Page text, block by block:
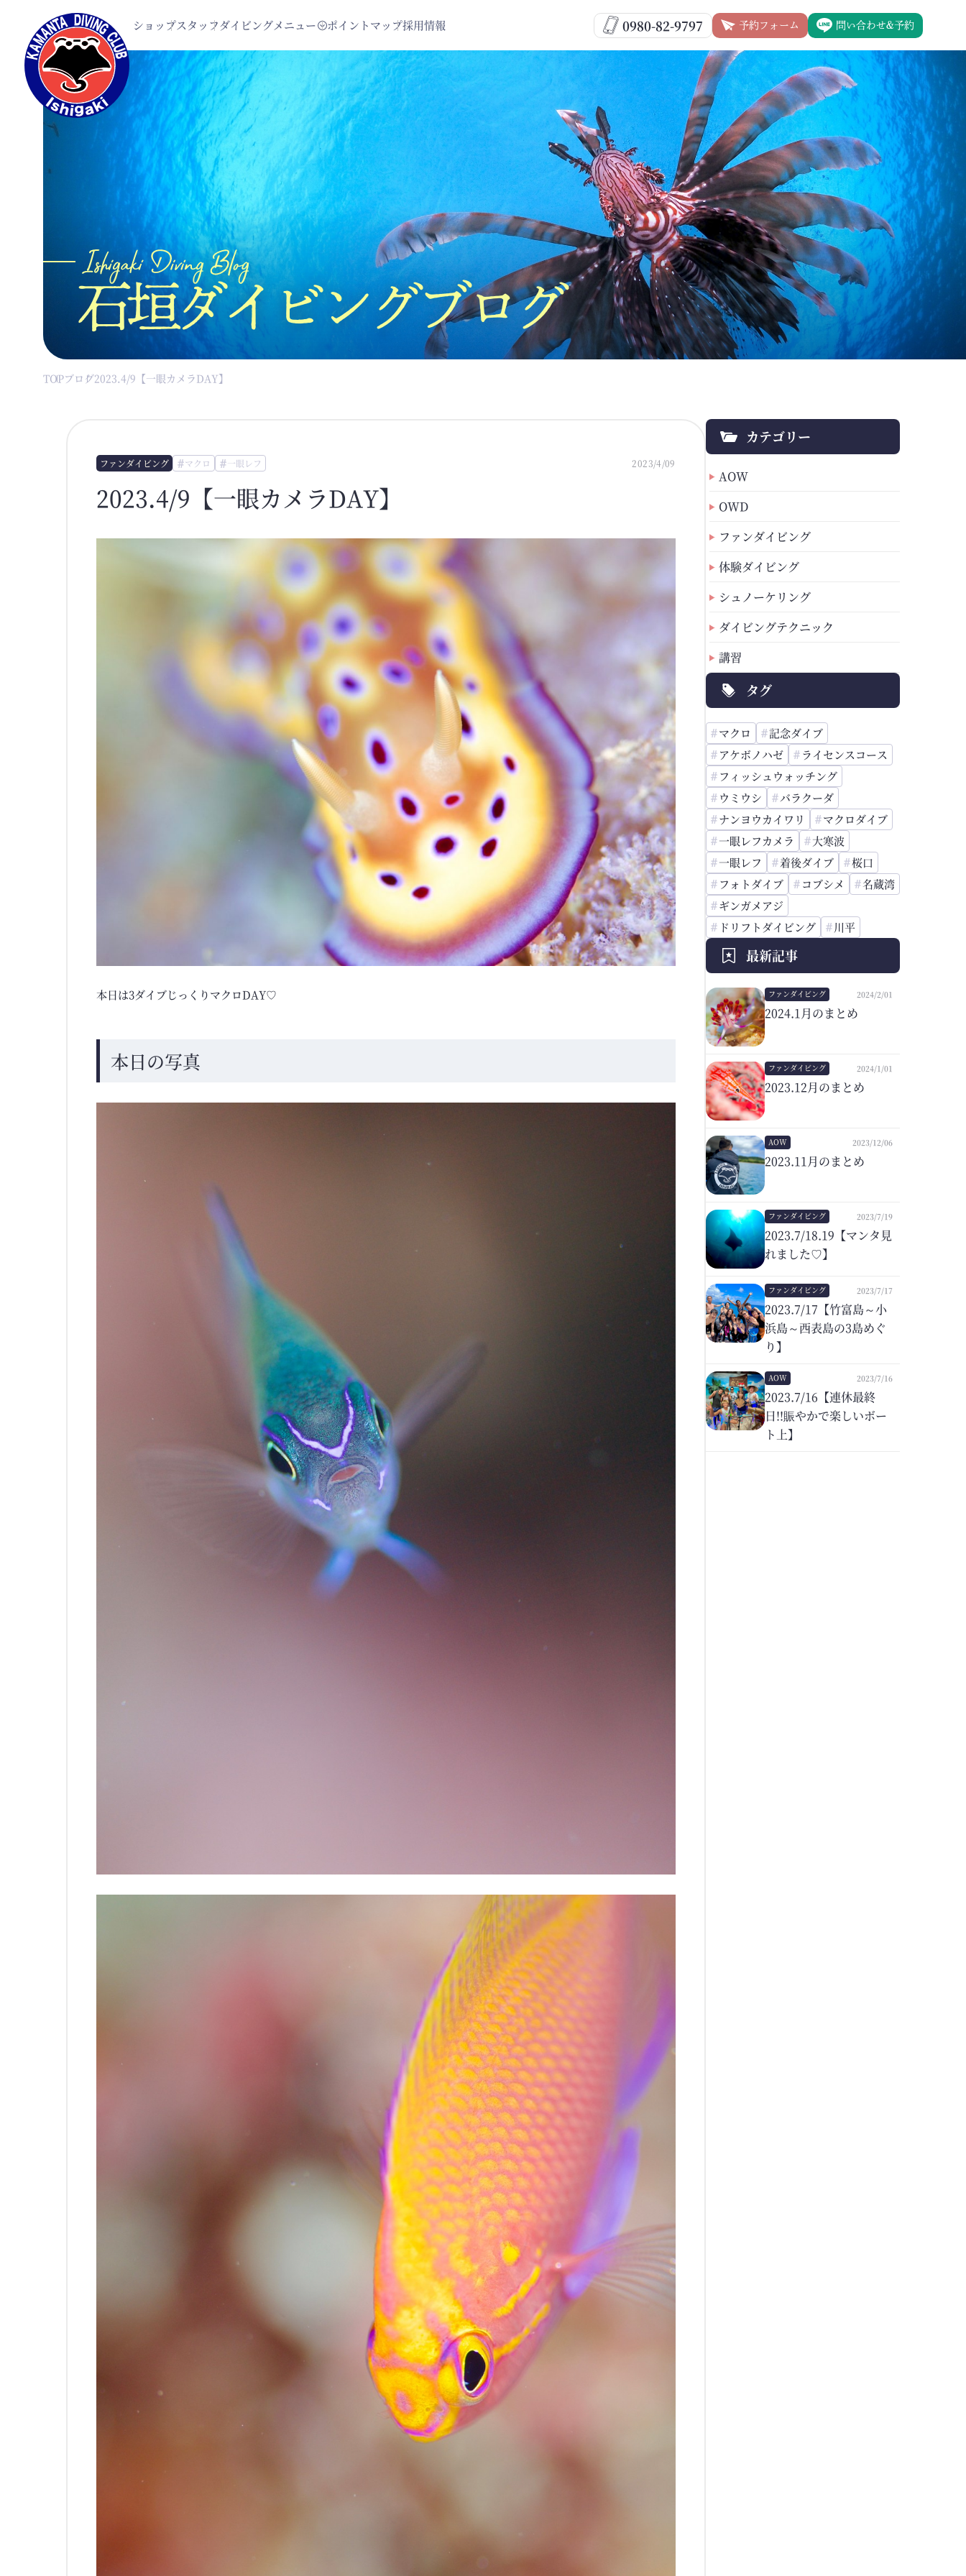
ショップスタッフダイビングメニュー ポイントマップ採用情報 0980-82-9797 予約フォーム 問い合わせ&予約
石垣ダイビングブログ
TOPブログ2023.4/9【一眼カメラDAY】
ファンダイビング マクロ 一眼レフ 2023/4/09
2023.4/9【一眼カメラDAY】
本日は3ダイブじっくりマクロDAY♡
本日の写真
カテゴリー
AOW
OWD
ファンダイビング
体験ダイビング
シュノーケリング
ダイビングテクニック
講習
タグ
マクロ
記念ダイブ
アケボノハゼ
ライセンスコース
フィッシュウォッチング
ウミウシ
バラクーダ
ナンヨウカイワリ
マクロダイブ
一眼レフカメラ
大寒波
一眼レフ
着後ダイブ
桜口
フォトダイブ
コブシメ
名蔵湾
ギンガメアジ
ドリフトダイビング
川平
最新記事
ファンダイビング 2024/2/01
2024.1月のまとめ
ファンダイビング 2024/1/01
2023.12月のまとめ
AOW 2023/12/06
2023.11月のまとめ
ファンダイビング 2023/7/19
2023.7/18.19【マンタ見
れました♡】
ファンダイビング 2023/7/17
2023.7/17【竹富島～小
浜島～西表島の3島めぐ
り】
AOW 2023/7/16
2023.7/16【連休最終
日!!賑やかで楽しいボー
ト上】